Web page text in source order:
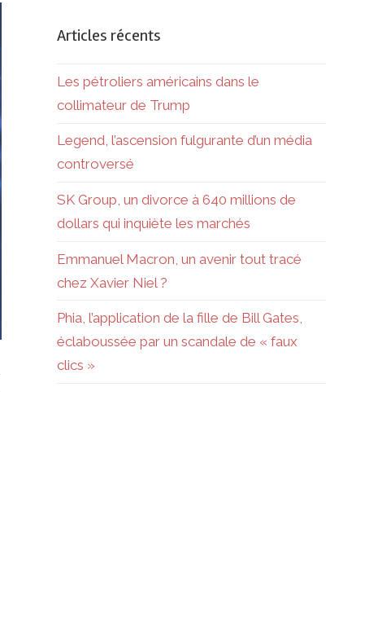
Articles récents
Les pétroliers américains dans le
collimateur de Trump
Legend, l’ascension fulgurante d’un média
controversé
SK Group, un divorce à 640 millions de
dollars qui inquiète les marchés
Emmanuel Macron, un avenir tout tracé
chez Xavier Niel ?
Phia, l’application de la fille de Bill Gates,
éclaboussée par un scandale de « faux
clics »